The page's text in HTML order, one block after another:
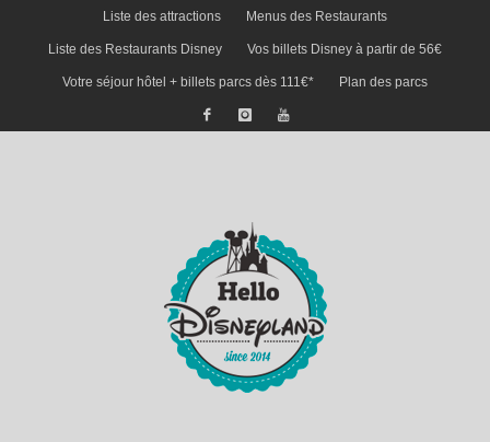
Liste des attractions Menus des Restaurants
Liste des Restaurants Disney Vos billets Disney à partir de 56€
Votre séjour hôtel + billets parcs dès 111€* Plan des parcs